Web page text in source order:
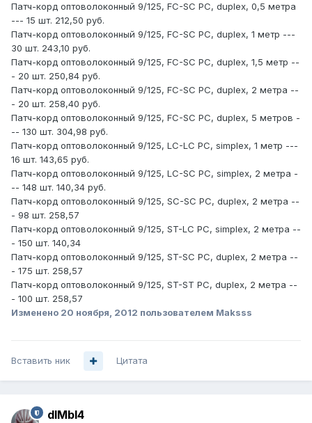
Патч-корд оптоволоконный 9/125, FC-SC PC, duplex, 0,5 метра
--- 15 шт. 212,50 руб.
Патч-корд оптоволоконный 9/125, FC-SC PC, duplex, 1 метр ---
30 шт. 243,10 руб.
Патч-корд оптоволоконный 9/125, FC-SC PC, duplex, 1,5 метр --
- 20 шт. 250,84 руб.
Патч-корд оптоволоконный 9/125, FC-SC PC, duplex, 2 метра --
- 20 шт. 258,40 руб.
Патч-корд оптоволоконный 9/125, FC-SC PC, duplex, 5 метров -
-- 130 шт. 304,98 руб.
Патч-корд оптоволоконный 9/125, LC-LC PC, simplex, 1 метр ---
16 шт. 143,65 руб.
Патч-корд оптоволоконный 9/125, LC-SC PC, simplex, 2 метра -
-- 148 шт. 140,34 руб.
Патч-корд оптоволоконный 9/125, SC-SC PC, duplex, 2 метра --
- 98 шт. 258,57
Патч-корд оптоволоконный 9/125, ST-LC PC, simplex, 2 метра --
- 150 шт. 140,34
Патч-корд оптоволоконный 9/125, ST-SC PC, duplex, 2 метра --
- 175 шт. 258,57
Патч-корд оптоволоконный 9/125, ST-ST PC, duplex, 2 метра --
- 100 шт. 258,57
Изменено 20 ноября, 2012 пользователем Maksss
Вставить ник Цитата
dIMbI4